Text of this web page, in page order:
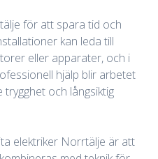
för att spara tid och
kan leda till
eller apparater, och i
hjälp blir arbetet
och långsiktig
elektriker Norrtälje är att